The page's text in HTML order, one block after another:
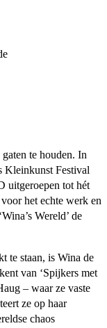
te houden. In
Kleinkunst Festival
uitgeroepen tot hét
het echte werk en
Wereld’ de
te staan, is Wina de
van ‘Spijkers met
– waar ze vaste
ze op haar
chaos